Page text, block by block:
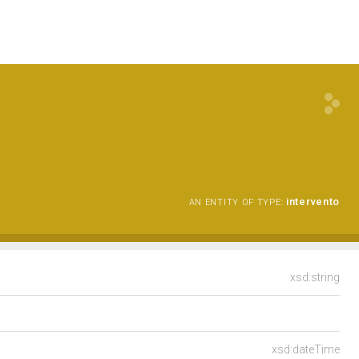
AN ENTITY OF TYPE: intervento
xsd:string
xsd:dateTime